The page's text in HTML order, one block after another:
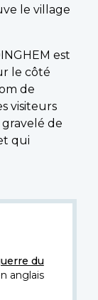
le village
est
le côté
de
visiteurs
de
qui
du
anglais